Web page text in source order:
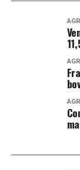
Andre Luis /
Andre Luis /
Andre Luis /